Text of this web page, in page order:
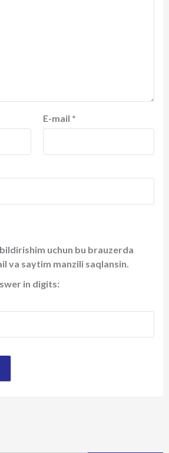
E-mail *
uchun bu brauzerda
va saytim manzili saqlansin.
in digits: